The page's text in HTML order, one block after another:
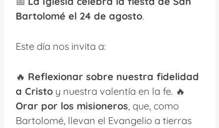
Bartolomé el 24 de agosto.
Este día nos invita a:
🔥 Reflexionar sobre nuestra fidelidad
a Cristo y nuestra valentía en la fe. 🔥
Orar por los misioneros, que, como
Bartolomé, llevan el Evangelio a tierras